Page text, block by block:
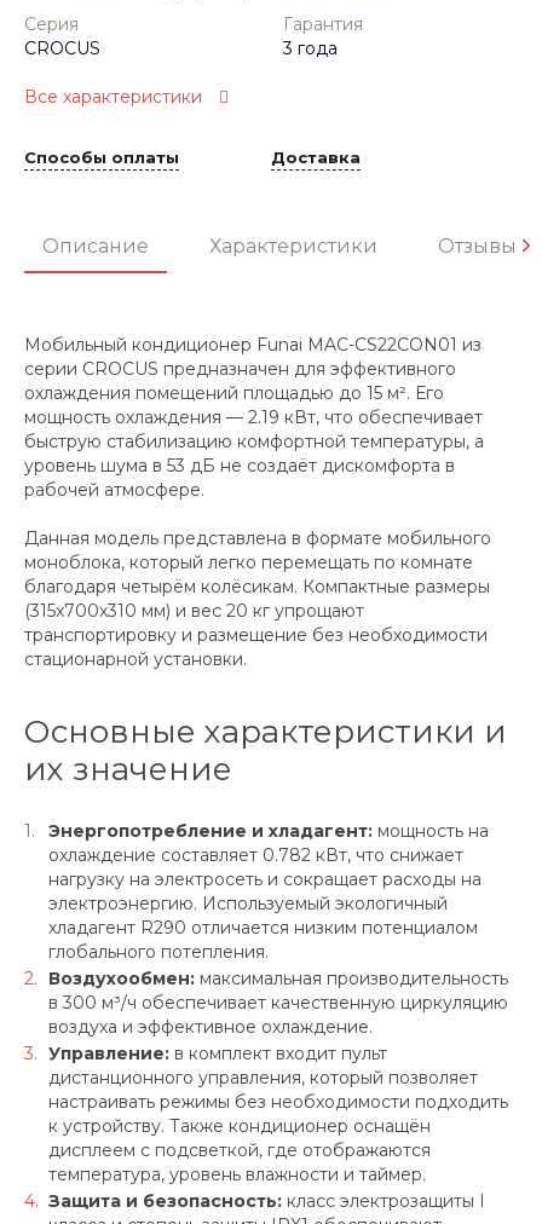
Серия
CROCUS
Гарантия
3 года
Все характеристики
Способы оплаты Доставка
Описание Характеристики Отзывы
Мобильный кондиционер Funai MAC-CS22CON01 из
серии CROCUS предназначен для эффективного
охлаждения помещений площадью до 15 м². Его
мощность охлаждения — 2.19 кВт, что обеспечивает
быструю стабилизацию комфортной температуры, а
уровень шума в 53 дБ не создаёт дискомфорта в
рабочей атмосфере.
Данная модель представлена в формате мобильного
моноблока, который легко перемещать по комнате
благодаря четырём колёсикам. Компактные размеры
(315x700x310 мм) и вес 20 кг упрощают
транспортировку и размещение без необходимости
стационарной установки.
Основные характеристики и
их значение
Энергопотребление и хладагент: мощность на
охлаждение составляет 0.782 кВт, что снижает
нагрузку на электросеть и сокращает расходы на
электроэнергию. Используемый экологичный
хладагент R290 отличается низким потенциалом
глобального потепления.
Воздухообмен: максимальная производительность
в 300 м³/ч обеспечивает качественную циркуляцию
воздуха и эффективное охлаждение.
Управление: в комплект входит пульт
дистанционного управления, который позволяет
настраивать режимы без необходимости подходить
к устройству. Также кондиционер оснащён
дисплеем с подсветкой, где отображаются
температура, уровень влажности и таймер.
Защита и безопасность: класс электрозащиты I